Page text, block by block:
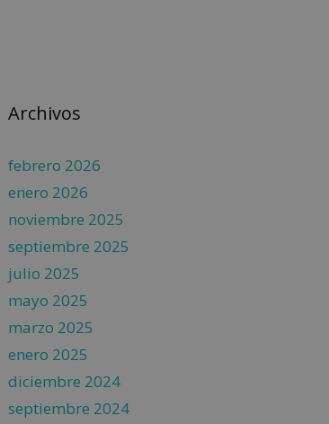
Archivos
febrero 2026
enero 2026
noviembre 2025
septiembre 2025
julio 2025
mayo 2025
marzo 2025
enero 2025
diciembre 2024
septiembre 2024